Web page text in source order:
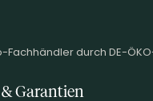
Fachhändler durch DE-
Garantien